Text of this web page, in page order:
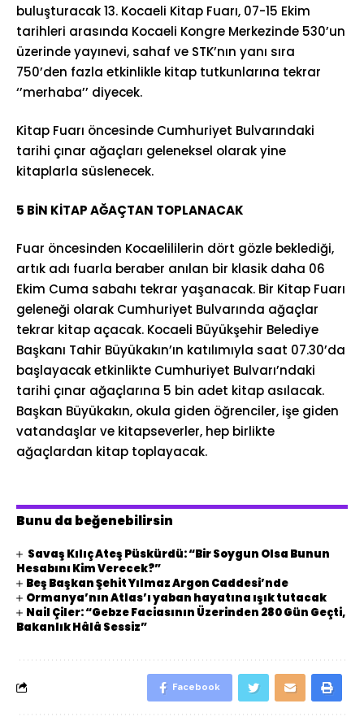
buluşturacak 13. Kocaeli Kitap Fuarı, 07-15 Ekim
tarihleri arasında Kocaeli Kongre Merkezinde 530’un
üzerinde yayınevi, sahaf ve STK’nın yanı sıra
750’den fazla etkinlikle kitap tutkunlarına tekrar
‘’merhaba’’ diyecek.
Kitap Fuarı öncesinde Cumhuriyet Bulvarındaki
tarihi çınar ağaçları geleneksel olarak yine
kitaplarla süslenecek.
5 BİN KİTAP AĞAÇTAN TOPLANACAK
Fuar öncesinden Kocaelililerin dört gözle beklediği,
artık adı fuarla beraber anılan bir klasik daha 06
Ekim Cuma sabahı tekrar yaşanacak. Bir Kitap Fuarı
geleneği olarak Cumhuriyet Bulvarında ağaçlar
tekrar kitap açacak. Kocaeli Büyükşehir Belediye
Başkanı Tahir Büyükakın’ın katılımıyla saat 07.30’da
başlayacak etkinlikte Cumhuriyet Bulvarı’ndaki
tarihi çınar ağaçlarına 5 bin adet kitap asılacak.
Başkan Büyükakın, okula giden öğrenciler, işe giden
vatandaşlar ve kitapseverler, hep birlikte
ağaçlardan kitap toplayacak.
Bunu da beğenebilirsin
Savaş Kılıç Ateş Püskürdü: “Bir Soygun Olsa Bunun
Hesabını Kim Verecek?”
Beş Başkan Şehit Yılmaz Argon Caddesi’nde
Ormanya’nın Atlas’ı yaban hayatına ışık tutacak
Nail Çiler: “Gebze Faciasının Üzerinden 280 Gün Geçti,
Bakanlık Hâlâ Sessiz”
Facebook